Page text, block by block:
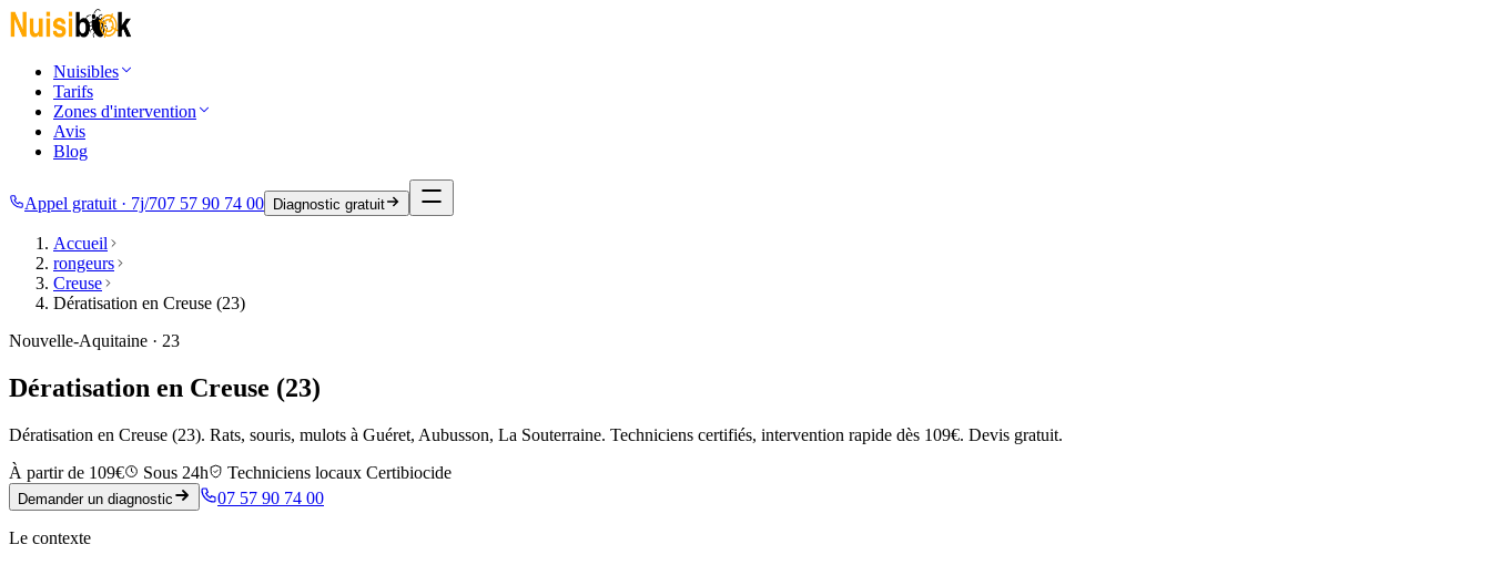
Nuisibles
Tarifs
Zones d'intervention
Avis
Blog
Appel gratuit · 7j/707 57 90 74 00 Diagnostic gratuit
Accueil
rongeurs
Creuse
Dératisation en Creuse (23)
Nouvelle-Aquitaine · 23
Dératisation en Creuse (23)
Dératisation en Creuse (23). Rats, souris, mulots à Guéret, Aubusson, La Souterraine. Techniciens certifiés, intervention rapide dès 109€. Devis gratuit.
À partir de 109€
Sous 24h Techniciens locaux Certibiocide
Demander un diagnostic 07 57 90 74 00
Le contexte